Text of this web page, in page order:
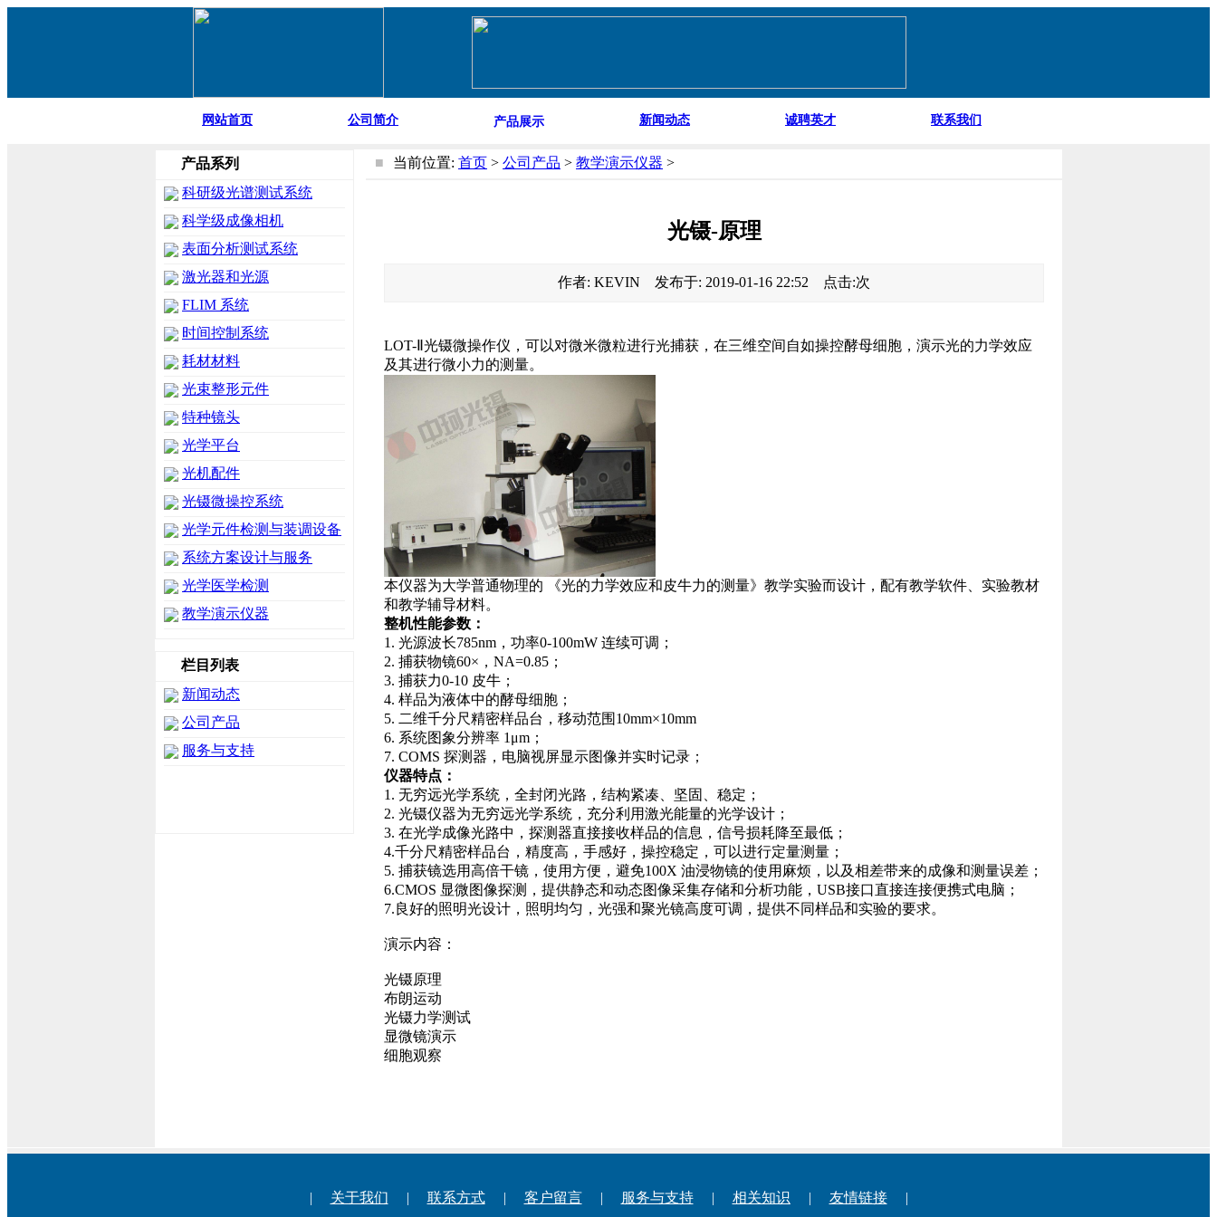
网站首页 公司简介 产品展示 新闻动态 诚聘英才 联系我们
产品系列
科研级光谱测试系统
科学级成像相机
表面分析测试系统
激光器和光源
FLIM 系统
时间控制系统
耗材材料
光束整形元件
特种镜头
光学平台
光机配件
光镊微操控系统
光学元件检测与装调设备
系统方案设计与服务
光学医学检测
教学演示仪器
栏目列表
新闻动态
公司产品
服务与支持
■ 当前位置: 首页 > 公司产品 > 教学演示仪器 >
光镊-原理
作者: KEVIN 发布于: 2019-01-16 22:52 点击:次
LOT-Ⅱ光镊微操作仪，可以对微米微粒进行光捕获，在三维空间自如操控酵母细胞，演示光的力学效应
及其进行微小力的测量。
本仪器为大学普通物理的 《光的力学效应和皮牛力的测量》教学实验而设计，配有教学软件、实验教材
和教学辅导材料。
整机性能参数：
1. 光源波长785nm，功率0-100mW 连续可调；
2. 捕获物镜60×，NA=0.85；
3. 捕获力0-10 皮牛；
4. 样品为液体中的酵母细胞；
5. 二维千分尺精密样品台，移动范围10mm×10mm
6. 系统图象分辨率 1μm；
7. COMS 探测器，电脑视屏显示图像并实时记录；
仪器特点：
1. 无穷远光学系统，全封闭光路，结构紧凑、坚固、稳定；
2. 光镊仪器为无穷远光学系统，充分利用激光能量的光学设计；
3. 在光学成像光路中，探测器直接接收样品的信息，信号损耗降至最低；
4.千分尺精密样品台，精度高，手感好，操控稳定，可以进行定量测量；
5. 捕获镜选用高倍干镜，使用方便，避免100X 油浸物镜的使用麻烦，以及相差带来的成像和测量误差；
6.CMOS 显微图像探测，提供静态和动态图像采集存储和分析功能，USB接口直接连接便携式电脑；
7.良好的照明光设计，照明均匀，光强和聚光镜高度可调，提供不同样品和实验的要求。
演示内容：
光镊原理
布朗运动
光镊力学测试
显微镜演示
细胞观察
| 关于我们 | 联系方式 | 客户留言 | 服务与支持 | 相关知识 | 友情链接 |